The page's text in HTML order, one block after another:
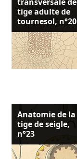
tige adulte de
tournesol, n°20
Anatomie de la
tige de seigle,
n°23